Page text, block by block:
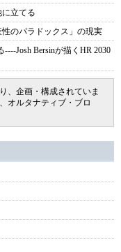
立てる
のパラドックス」の現実
Josh Bersinが描くHR 2030
、企画・構成されていま
オルタナティブ・ブロ